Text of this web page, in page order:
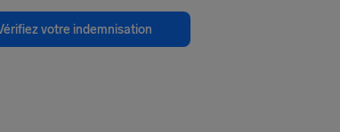
votre indemnisation